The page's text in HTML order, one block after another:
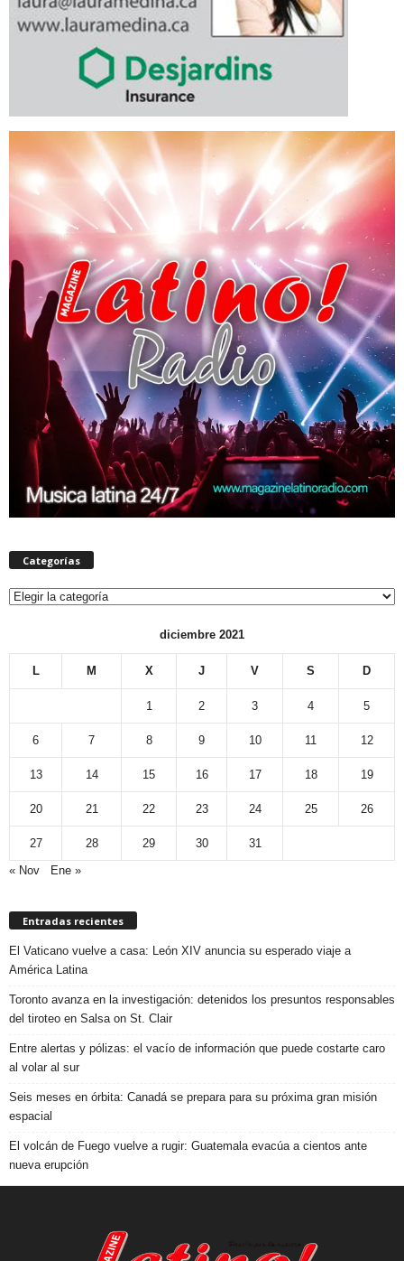
Categorías
Categorías
diciembre 2021
L M X J V S D
1 2 3 4 5
6 7 8 9 10 11 12
13 14 15 16 17 18 19
20 21 22 23 24 25 26
27 28 29 30
31
« Nov
Ene »
Entradas recientes
El Vaticano vuelve a casa: León XIV anuncia su esperado viaje a
América Latina
Toronto avanza en la investigación: detenidos los presuntos responsables
del tiroteo en Salsa on St. Clair
Entre alertas y pólizas: el vacío de información que puede costarte caro
al volar al sur
Seis meses en órbita: Canadá se prepara para su próxima gran misión
espacial
El volcán de Fuego vuelve a rugir: Guatemala evacúa a cientos ante
nueva erupción